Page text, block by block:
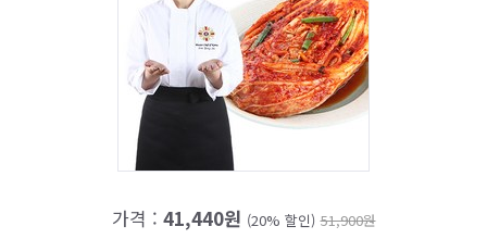
가격 : 41,440원 (20% 할인) 51,900원